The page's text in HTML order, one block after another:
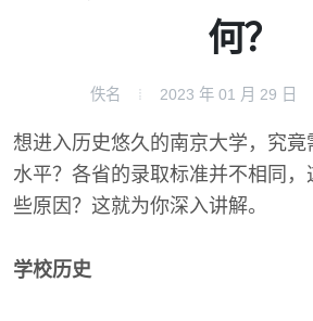
何？
佚名 2023 年 01 月 29 日
想进入历史悠久的南京大学，究竟
水平？各省的录取标准并不相同
些原因？这就为你深入讲解。
学校历史